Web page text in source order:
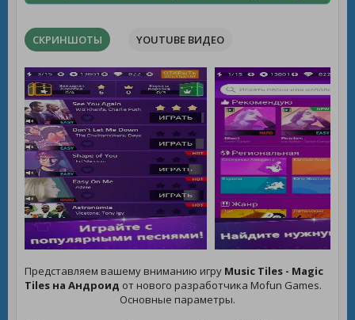
СКРИНШОТЫ YOUTUBE ВИДЕО
Представляем вашему вниманию игру Music Tiles - Magic
Tiles на Андроид от нового разработчика Mofun Games.
Основные параметры.